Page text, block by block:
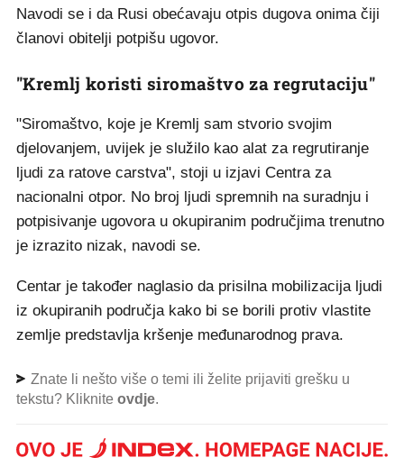
Navodi se i da Rusi obećavaju otpis dugova onima čiji
članovi obitelji potpišu ugovor.
"Kremlj koristi siromaštvo za regrutaciju"
"Siromaštvo, koje je Kremlj sam stvorio svojim
djelovanjem, uvijek je služilo kao alat za regrutiranje
ljudi za ratove carstva", stoji u izjavi Centra za
nacionalni otpor. No broj ljudi spremnih na suradnju i
potpisivanje ugovora u okupiranim područjima trenutno
je izrazito nizak, navodi se.
Centar je također naglasio da prisilna mobilizacija ljudi
iz okupiranih područja kako bi se borili protiv vlastite
zemlje predstavlja kršenje međunarodnog prava.
Znate li nešto više o temi ili želite prijaviti grešku u
tekstu? Kliknite ovdje.